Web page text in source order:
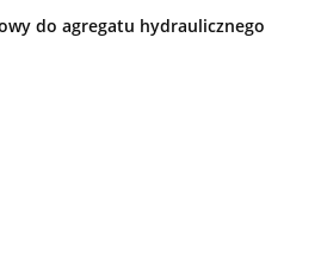
do agregatu hydraulicznego